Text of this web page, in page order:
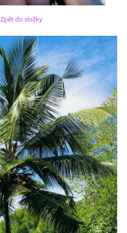
Zpět do složky